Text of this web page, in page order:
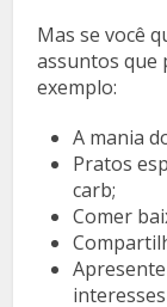
Mas se você
assuntos que
exemplo:
A mania
Pratos
carb;
Comer